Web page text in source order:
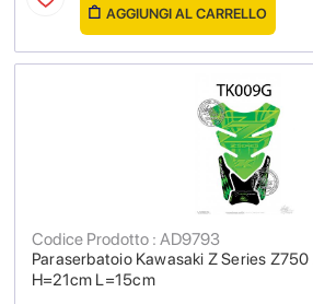
AGGIUNGI AL CARRELLO
Paraserbatoio Kawasaki Z Series
H=21cm L=15cm
Codice Prodotto : AD9793